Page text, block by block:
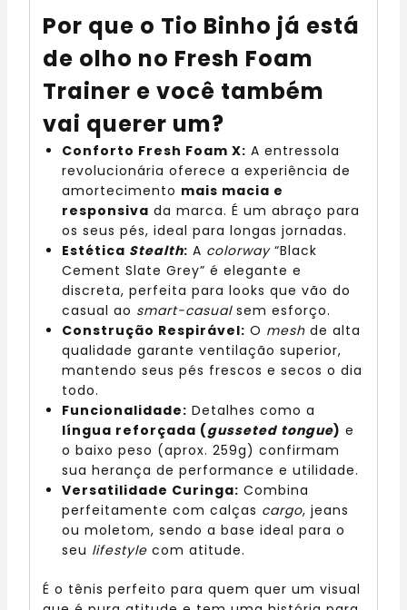
Por que o Tio Binho já está
de olho no Fresh Foam
Trainer e você também
vai querer um?
Conforto Fresh Foam X: A entressola
revolucionária oferece a experiência de
amortecimento mais macia e
responsiva da marca. É um abraço para
os seus pés, ideal para longas jornadas.
Estética Stealth: A colorway“Black
Cement Slate Grey” é elegante e
discreta, perfeita para looks que vão do
casual ao smart-casualsem esforço.
Construção Respirável: O mesh de alta
qualidade garante ventilação superior,
mantendo seus pés frescos e secos o dia
todo.
Funcionalidade: Detalhes como a
língua reforçada (gusseted tongue) e
o baixo peso (aprox. 259g) confirmam
sua herança de performance e utilidade.
Versatilidade Curinga: Combina
perfeitamente com calças cargo, jeans
ou moletom, sendo a base ideal para o
seu lifestyle com atitude.
É o tênis perfeito para quem quer um visual